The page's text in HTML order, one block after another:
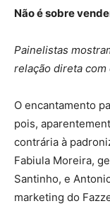
Não é sobre
Painelistas
relação direta
O encantamento
pois,
contrária à
Fabiula Moreira,
Santinho, e
marketing do